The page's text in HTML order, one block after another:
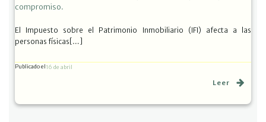
compromiso.
El Impuesto sobre el Patrimonio Inmobiliario (IFI) afecta a las
personas físicas[…]
Publicado el16 de abril
Leer